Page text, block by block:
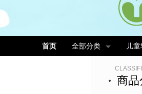
首页 全部分类 儿
商